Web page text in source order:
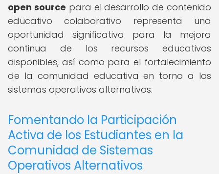
open source para el desarrollo de contenido
educativo colaborativo representa una
oportunidad significativa para la mejora
continua de los recursos educativos
disponibles, así como para el fortalecimiento
de la comunidad educativa en torno a los
sistemas operativos alternativos.
Fomentando la Participación
Activa de los Estudiantes en la
Comunidad de Sistemas
Operativos Alternativos